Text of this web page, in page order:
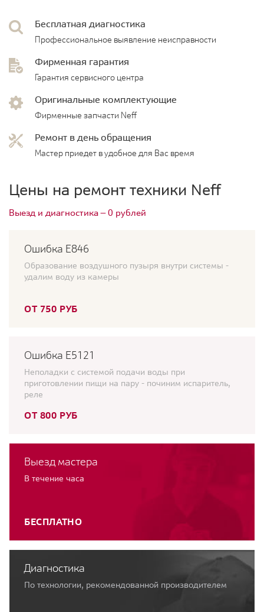
Бесплатная диагностика
Профессиональное выявление неисправности
Фирменная гарантия
Гарантия сервисного центра
Оригинальные комплектующие
Фирменные запчасти Neff
Ремонт в день обращения
Мастер приедет в удобное для Вас время
Цены на ремонт техники Neff
Выезд и диагностика — 0 рублей
Ошибка Е846
Образование воздушного пузыря внутри системы -
удалим воду из камеры
ОТ 750 РУБ
Ошибка E5121
Неполадки с системой подачи воды при
приготовлении пищи на пару - починим испаритель,
реле
ОТ 800 РУБ
Выезд мастера
В течение часа
БЕСПЛАТНО
Диагностика
По технологии, рекомендованной производителем